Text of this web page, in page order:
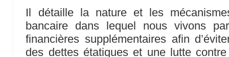
Il détaille la nature et les
bancaire dans lequel nous vivons
financières supplémentaires afin
des dettes étatiques et une lutte